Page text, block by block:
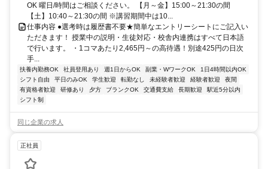
OK 曜日/時間はご相談ください。 【月～金】15:00～21:30の間
【土】10:40～21:30の間 ※講習期間中は10...
仕事内容 ●選考時は履歴書不要★簡単なエントリーシートにご記入い
ただきます！ 授業中の説明・生徒対応・校舎内連携はすべて日本語
で行います。 ・1コマあたり2,465円～の高待遇！別途425円の日次
手...
扶養内勤務OK 社員登用あり 週1日からOK 副業・WワークOK
1日4時間以内OK
シフト自由
平日のみOK 学生歓迎 転勤なし 未経験者歓迎 経験者歓迎
夜間
有資格者歓迎
研修あり 夕方 ブランクOK 交通費支給 長期歓迎
駅近5分以内
シフト制
同じ企業の求人
正社員